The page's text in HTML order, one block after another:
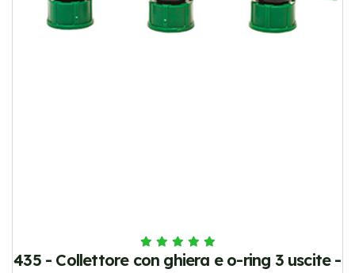
435 - Collettore con ghiera e o-ring 3 uscite -